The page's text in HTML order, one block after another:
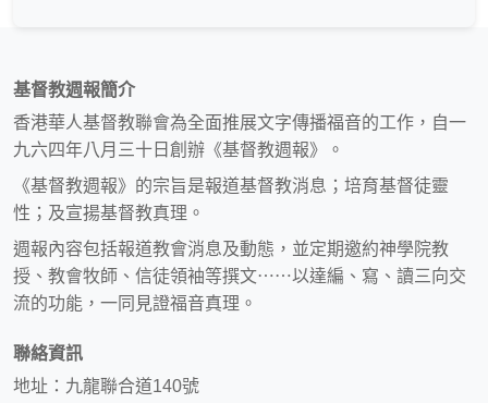
基督教週報簡介
香港華人基督教聯會為全面推展文字傳播福音的工作，自一
九六四年八月三十日創辦《基督教週報》。
《基督教週報》的宗旨是報道基督教消息；培育基督徒靈
性；及宣揚基督教真理。
週報內容包括報道教會消息及動態，並定期邀約神學院教
授、教會牧師、信徒領袖等撰文⋯⋯以達編、寫、讀三向交
流的功能，一同見證福音真理。
聯絡資訊
地址：九龍聯合道140號